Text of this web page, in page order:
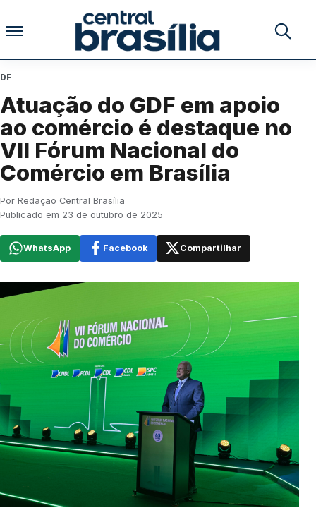
Pular para o conteúdo
Buscar
DF
Atuação do GDF em apoio
ao comércio é destaque no
VII Fórum Nacional do
Comércio em Brasília
Por Redação Central Brasília
Publicado em 23 de outubro de 2025
WhatsApp Facebook Compartilhar